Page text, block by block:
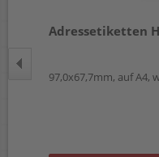
Adressetiketten
97,0x67,7mm, auf A4,